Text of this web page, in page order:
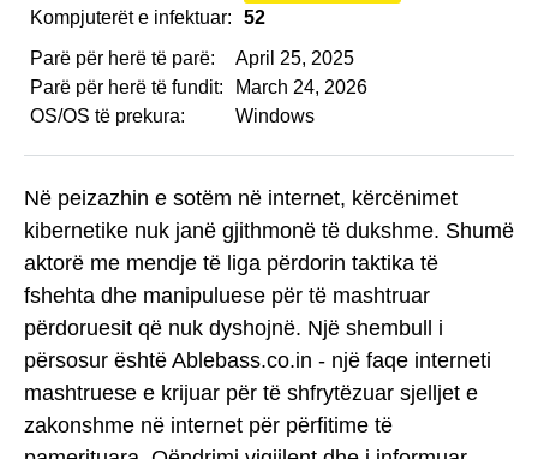
Kompjuterët e infektuar:
52
Parë për herë të parë:
April 25, 2025
Parë për herë të fundit:
March 24, 2026
OS/OS të prekura:
Windows
Në peizazhin e sotëm në internet, kërcënimet
kibernetike nuk janë gjithmonë të dukshme. Shumë
aktorë me mendje të liga përdorin taktika të
fshehta dhe manipuluese për të mashtruar
përdoruesit që nuk dyshojnë. Një shembull i
përsosur është Ablebass.co.in - një faqe interneti
mashtruese e krijuar për të shfrytëzuar sjelljet e
zakonshme në internet për përfitime të